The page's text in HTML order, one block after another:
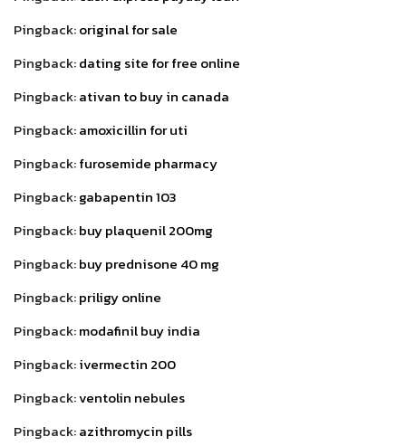
Pingback:original for sale
Pingback:dating site for free online
Pingback:ativan to buy in canada
Pingback:amoxicillin for uti
Pingback:furosemide pharmacy
Pingback:gabapentin 103
Pingback:buy plaquenil 200mg
Pingback:buy prednisone 40 mg
Pingback:priligy online
Pingback:modafinil buy india
Pingback:ivermectin 200
Pingback:ventolin nebules
Pingback:azithromycin pills